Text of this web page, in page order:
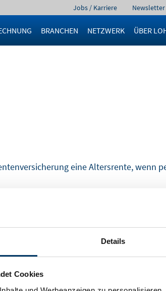
Details
Cookies
Navigation
Jobs / Karriere
BRANCHEN NETZWERK ÜBER
eine Altersrente, wenn